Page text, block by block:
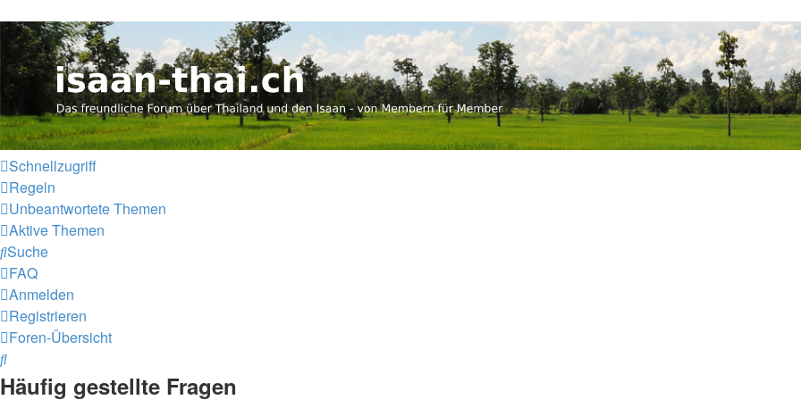
Thailand & Isaan Forum - isaan-thai.ch
Das freundliche Forum über Thailand und den Isaan - von Membern für Member
Schnellzugriff
Regeln
Unbeantwortete Themen
Aktive Themen
Suche
FAQ
Anmelden
Registrieren
Foren-Übersicht
Suche
Häufig gestellte Fragen